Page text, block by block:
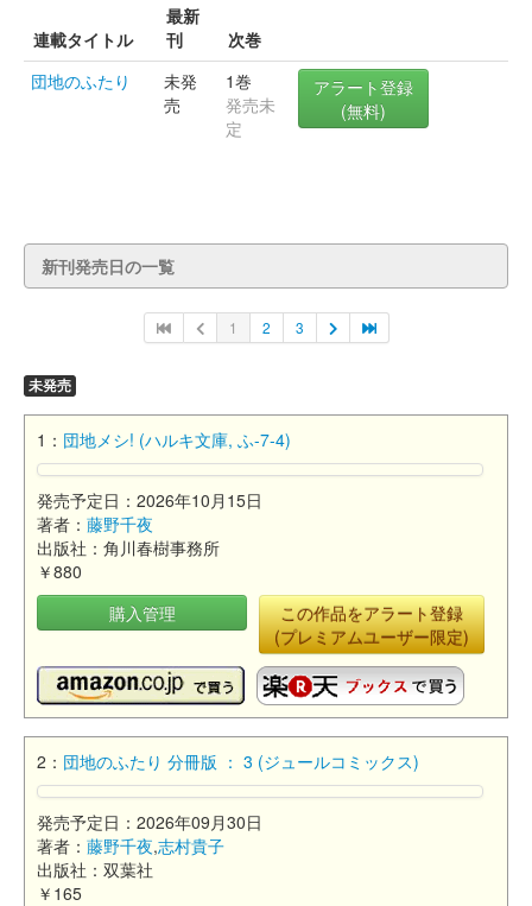
連載タイトル
最新
刊
次巻
団地のふたり
未発
売
1巻
発売未
定
アラート登録
(無料)
新刊発売日の一覧
1 2 3
未発売
1： 団地メシ! (ハルキ文庫, ふ-7-4)
発売予定日：2026年10月15日
著者： 藤野千夜
出版社：角川春樹事務所
￥880
購入管理
この作品をアラート登録
(プレミアムユーザー限定)
2： 団地のふたり 分冊版 ： 3 (ジュールコミックス)
発売予定日：2026年09月30日
著者： 藤野千夜,志村貴子
出版社：双葉社
￥165